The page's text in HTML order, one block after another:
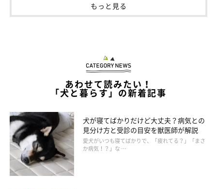
いぬのきもち投稿写真ギャラリー
――たとえば『犬が飼い主を心配をしているような行動』とはど
のようなことをいうのでしょうか？
もっと見る
あわせて読みたい！
「犬と暮らす」の新着記事
犬が寝てばかりだけど大丈夫？病気との
見分け方と受診の目安を獣医師が解説
愛犬がいつも寝てばかりで、「疲れてる？」「まさ
か病気！？」な …